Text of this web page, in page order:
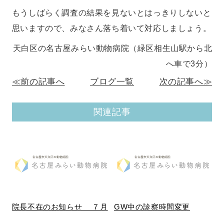
もうしばらく調査の結果を見ないとはっきりしないと
思いますので、みなさん落ち着いて対応しましょう。
天白区の名古屋みらい動物病院（緑区相生山駅から北
へ車で3分）
≪前の記事へ ブログ一覧 次の記事へ≫
関連記事
院長不在のお知らせ ７月
GW中の診察時間変更